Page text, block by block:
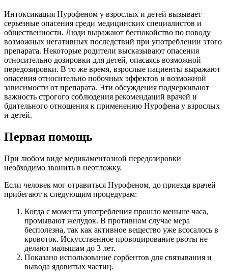
Интоксикация Нурофеном у взрослых и детей вызывает
серьезные опасения среди медицинских специалистов и
общественности. Люди выражают беспокойство по поводу
возможных негативных последствий при употреблении этого
препарата. Некоторые родители высказывают опасения
относительно дозировки для детей, опасаясь возможной
передозировки. В то же время, взрослые пациенты выражают
опасения относительно побочных эффектов и возможной
зависимости от препарата. Эти обсуждения подчеркивают
важность строгого соблюдения рекомендаций врачей и
бдительного отношения к применению Нурофена у взрослых
и детей.
Первая помощь
При любом виде медикаментозной передозировки
необходимо звонить в неотложку.
Если человек мог отравиться Нурофеном, до приезда врачей
прибегают к следующим процедурам:
Когда с момента употребления прошло меньше часа,
промывают желудок. В противном случае мера
бесполезна, так как активное вещество уже всосалось в
кровоток. Искусственное провоцирование рвоты не
делают малышам до 3 лет.
Показано использование сорбентов для связывания и
вывода ядовитых частиц.